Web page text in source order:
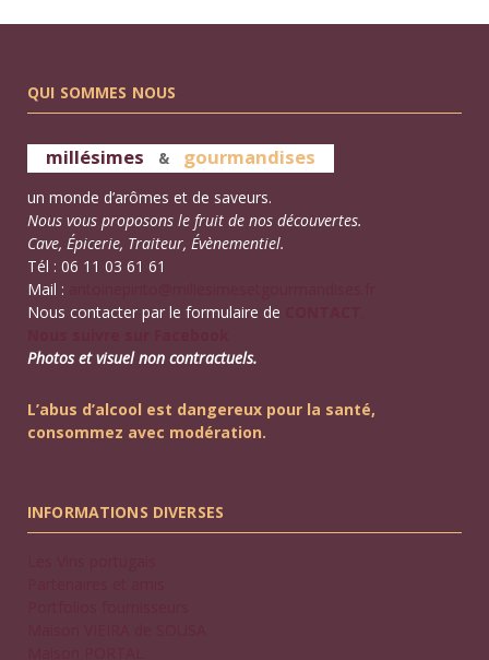
QUI SOMMES NOUS
millésimes & gourmandises
un monde d’arômes et de saveurs.
Nous vous proposons le fruit de nos découvertes.
Cave, Épicerie, Traiteur, Évènementiel.
Tél : 06 11 03 61 61
Mail :
Nous contacter par le formulaire de
Photos et visuel non contractuels.
L’abus d’alcool est dangereux pour la santé,
consommez avec modération.
INFORMATIONS DIVERSES